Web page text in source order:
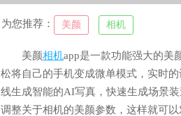
为您推荐： 美颜 相机
美颜相机app是一款功能强大的美
松将自己的手机变成微单模式，实时
线生成智能的AI写真，快速生成场景
调整关于相机的美颜参数，这样就可